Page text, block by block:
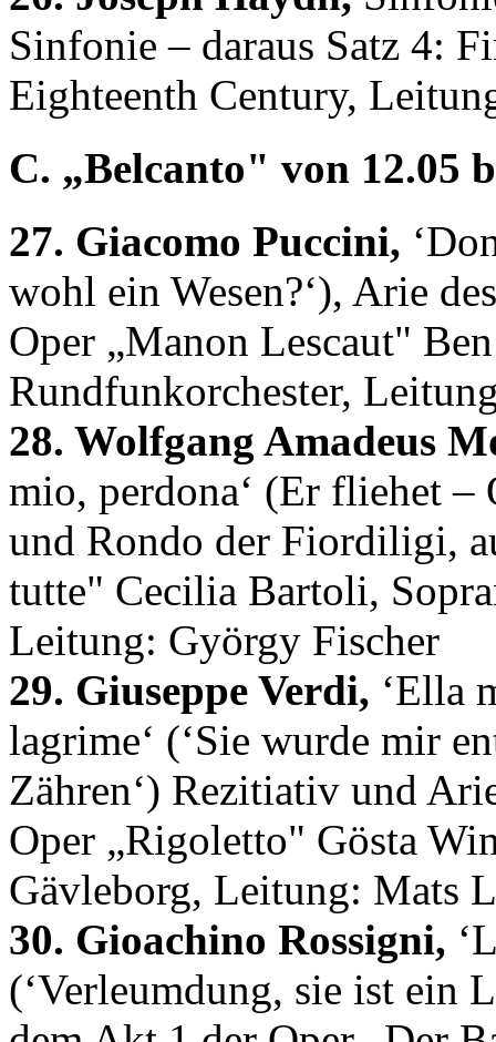
Sinfonie – daraus Satz 4:
Eighteenth Century,
C. „Belcanto" von 12.05
27. Giacomo Puccini,
wohl ein Wesen?‘), Arie
Oper „Manon Lescaut"
Rundfunkorchester,
28. Wolfgang Amadeus
mio, perdona‘ (Er fliehet
und Rondo der Fiordiligi,
tutte" Cecilia Bartoli,
Leitung: György Fischer
29. Giuseppe Verdi, ‘Ella
lagrime‘ (‘Sie wurde mir
Zähren‘) Rezitiativ und
Oper „Rigoletto" Gösta
Gävleborg, Leitung: Mats
30. Gioachino Rossigni,
(‘Verleumdung, sie ist ein